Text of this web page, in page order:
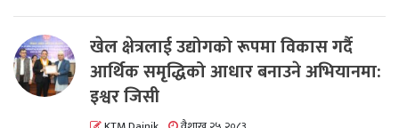
खेल क्षेत्रलाई उद्योगको रूपमा विकास गर्दै
आर्थिक समृद्धिको आधार बनाउने अभियानमा:
इश्वर जिसी